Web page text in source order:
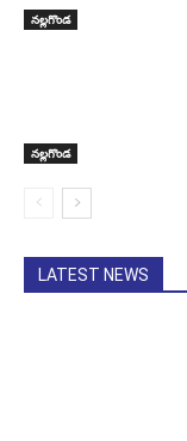
నల్లగొండ
నల్లగొండ
LATEST NEWS